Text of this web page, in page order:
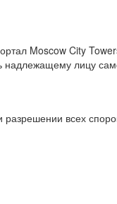
Moscow City
лицу
всех